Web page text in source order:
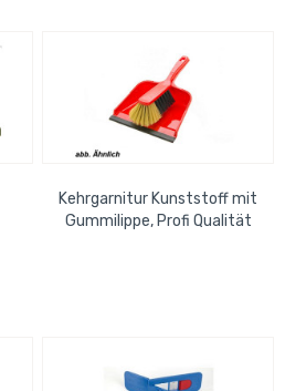
Kehrgarnitur Kunststoff mit
Gummilippe, Profi Qualität